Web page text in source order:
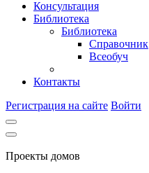
Консультация
Библиотека
Библиотека
Справочник
Всеобуч
Контакты
Регистрация на сайте Войти
Проекты домов